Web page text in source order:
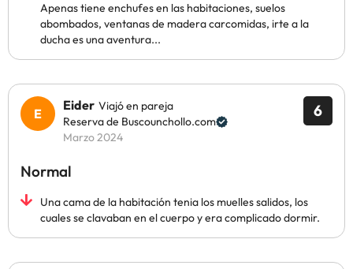
Apenas tiene enchufes en las habitaciones, suelos
abombados, ventanas de madera carcomidas, irte a la
ducha es una aventura...
6
Eider Viajó en pareja
Reserva de Buscounchollo.com
Marzo 2024
Normal
Una cama de la habitación tenia los muelles salidos, los
cuales se clavaban en el cuerpo y era complicado dormir.